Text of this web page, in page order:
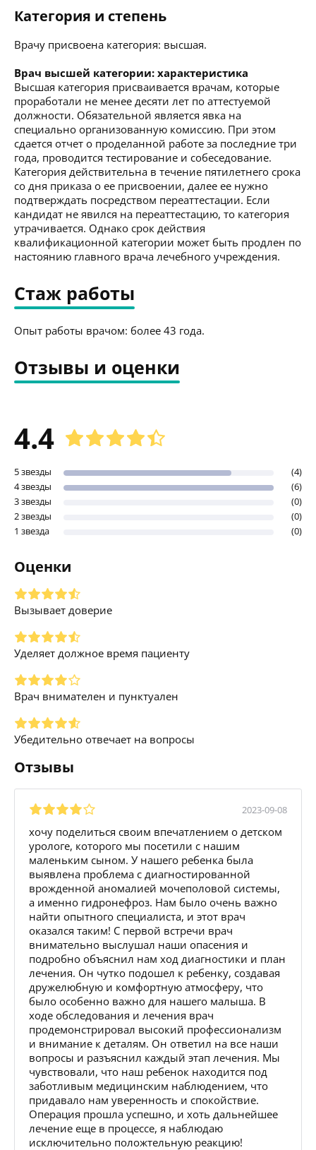
Категория и степень
Врачу присвоена категория: высшая.
Врач высшей категории: характеристика
Высшая категория присваивается врачам, которые
проработали не менее десяти лет по аттестуемой
должности. Обязательной является явка на
специально организованную комиссию. При этом
сдается отчет о проделанной работе за последние три
года, проводится тестирование и собеседование.
Категория действительна в течение пятилетнего срока
со дня приказа о ее присвоении, далее ее нужно
подтверждать посредством переаттестации. Если
кандидат не явился на переаттестацию, то категория
утрачивается. Однако срок действия
квалификационной категории может быть продлен по
настоянию главного врача лечебного учреждения.
Стаж работы
Опыт работы врачом: более 43 года.
Отзывы и оценки
4.4
5 звезды
(4)
4 звезды
(6)
3 звезды
(0)
2 звезды
(0)
1 звезда
(0)
Оценки
Вызывает доверие
Уделяет должное время пациенту
Врач внимателен и пунктуален
Убедительно отвечает на вопросы
Отзывы
2023-09-08
хочу поделиться своим впечатлением о детском
урологе, которого мы посетили с нашим
маленьким сыном. У нашего ребенка была
выявлена проблема с диагностированной
врожденной аномалией мочеполовой системы,
а именно гидронефроз. Нам было очень важно
найти опытного специалиста, и этот врач
оказался таким! С первой встречи врач
внимательно выслушал наши опасения и
подробно объяснил нам ход диагностики и план
лечения. Он чутко подошел к ребенку, создавая
дружелюбную и комфортную атмосферу, что
было особенно важно для нашего малыша. В
ходе обследования и лечения врач
продемонстрировал высокий профессионализм
и внимание к деталям. Он ответил на все наши
вопросы и разъяснил каждый этап лечения. Мы
чувствовали, что наш ребенок находится под
заботливым медицинским наблюдением, что
придавало нам уверенность и спокойствие.
Операция прошла успешно, и хоть дальнейшее
лечение еще в процессе, я наблюдаю
исключительно положтельную реакцию!